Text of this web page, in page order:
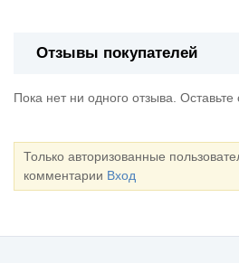
Отзывы покупателей
Пока нет ни одного отзыва.
Только авторизованные
комментарии Вход